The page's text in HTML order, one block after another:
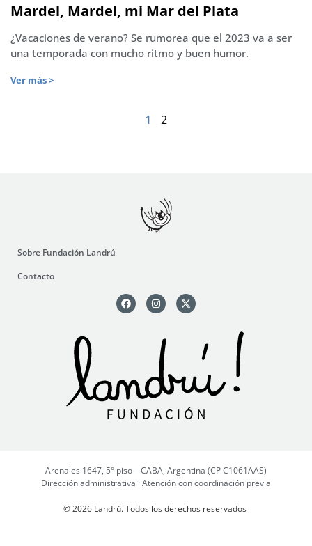
Mardel, Mardel, mi Mar del Plata
¿Vacaciones de verano? Se rumorea que el 2023 va a ser
una temporada con mucho ritmo y buen humor.
Ver más >
1 2
Sobre Fundación Landrú
Contacto
Arenales 1647, 5° piso – CABA, Argentina (CP C1061AAS)
Dirección administrativa · Atención con coordinación previa
© 2026 Landrú. Todos los derechos reservados